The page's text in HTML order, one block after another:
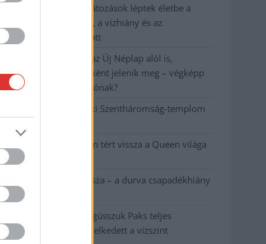
Már Szolnokon is korlátozások léptek életbe a
tartós hatalmas hőség, a vízhiány és az
áramtakarékosság miatt
A NER kihúzta a talajt az Új Néplap alól is,
immáron csak hetilapként jelenik meg – végképp
vége a nyomtatott sajtónak?
Befejeződött a szolnoki Szentháromság-templom
Szimfonikus köntösben tért vissza a Queen világa
a fővárosba
Ilyen, amikor „fél” a Tisza – a durva csapadékhiány
nagyon meglátszik
Lehet, hogy mégis megússzuk Paks teljes
leállítását, némileg emelkedett a vízszint